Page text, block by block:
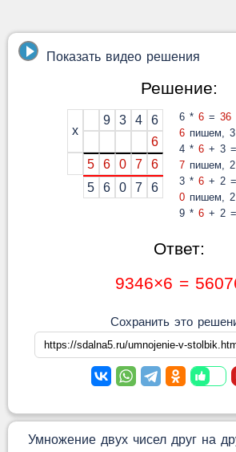
Показать видео решения
Решение:
x
9 3 4
6
6
5
6 0 7
6
5
6 0 7 6
6 * 6= 36
6пишем, 3
4 * 6+ 3 =
7пишем, 2
3 * 6+ 2 =
0пишем, 2
9 * 6+ 2 =
Ответ:
9346×6 =
Сохранить это
Умножение двух чисел друг на